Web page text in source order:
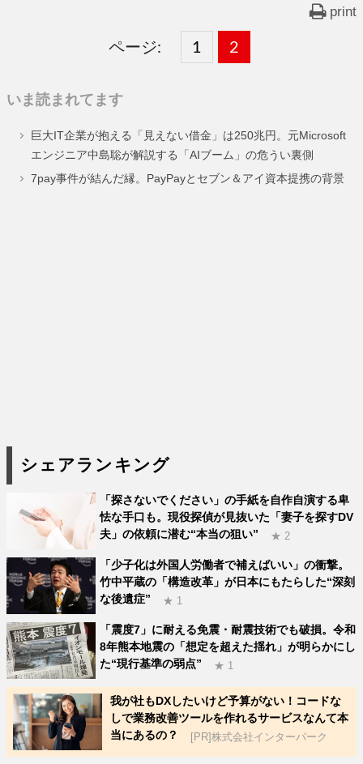
print
ページ:
固
ー
ジ
1 ,
固
ー
ジ
2
いま読まれてます
巨大IT企業が抱える「見えない借金」は250兆円。元Microsoft
エンジニア中島聡が解説する「AIブーム」の危うい裏側
7pay事件が結んだ縁。PayPayとセブン＆アイ資本提携の背景
シェアランキング
「探さないでください」の手紙を自作自演する卑
怯な手口も。現役探偵が見抜いた「妻子を探すDV
夫」の依頼に潜む“本当の狙い”
★ 2
「少子化は外国人労働者で補えばいい」の衝撃。
竹中平蔵の「構造改革」が日本にもたらした“深刻
な後遺症”
★ 1
「震度7」に耐える免震・耐震技術でも破損。令和
8年熊本地震の「想定を超えた揺れ」が明らかにし
た“現行基準の弱点”
★ 1
我が社もDXしたいけど予算がない！コードな
しで業務改善ツールを作れるサービスなんて本
当にあるの？
[PR]株式会社インターパーク